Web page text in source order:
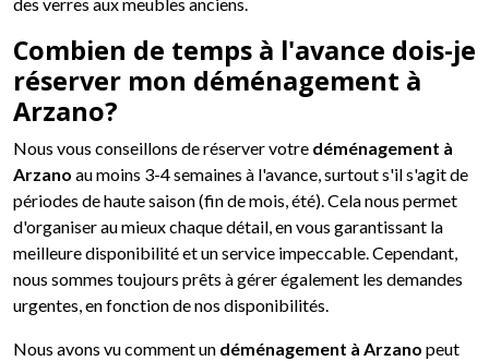
des verres aux meubles anciens.
Combien de temps à l'avance dois-je
réserver mon déménagement à
Arzano?
Nous vous conseillons de réserver votre déménagement à
Arzano au moins 3-4 semaines à l'avance, surtout s'il s'agit de
périodes de haute saison (fin de mois, été). Cela nous permet
d'organiser au mieux chaque détail, en vous garantissant la
meilleure disponibilité et un service impeccable. Cependant,
nous sommes toujours prêts à gérer également les demandes
urgentes, en fonction de nos disponibilités.
Nous avons vu comment un déménagement à Arzano peut